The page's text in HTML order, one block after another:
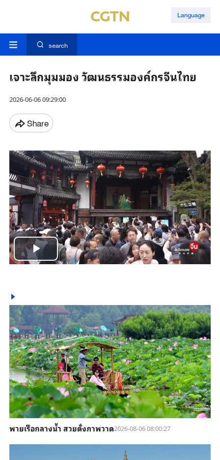
Language
search
เจาะลึกมุมมอง วัฒนธรรมองค์กรจีนไทย
2026-06-06 09:29:00
Share
Play
พายเรือกลางน้ำ สวยดั่งภาพวาด2026-08-06 08:00:27